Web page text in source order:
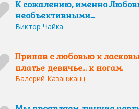
К сожалению, именно
необъективными...
Виктор Чайка
Припав с любовью к
платье девичье... к ногам.
Валерий Казанжанц